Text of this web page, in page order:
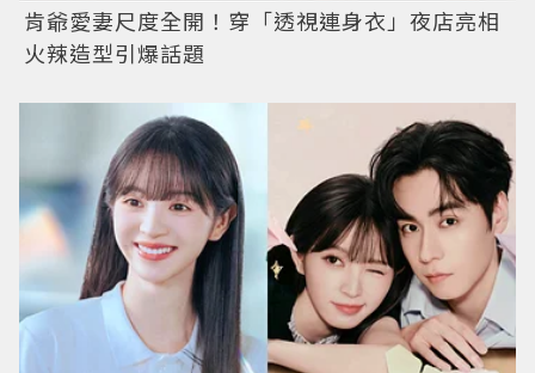
肯爺愛妻尺度全開！穿「透視連身衣」夜店亮相
火辣造型引爆話題